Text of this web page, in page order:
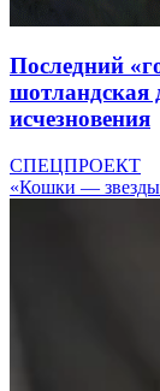
Последний
шотландская
исчезновения
СПЕЦПРОЕКТ
«Кошки — звезды